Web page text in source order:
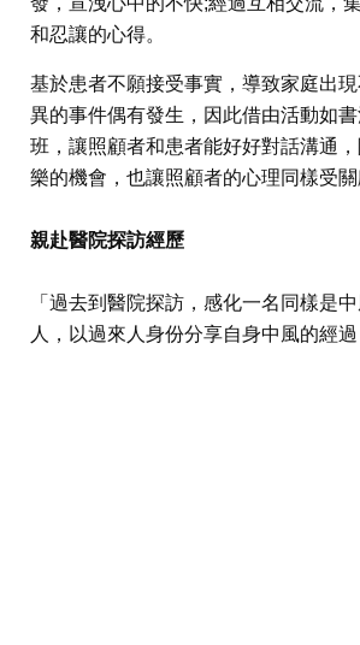
和忍讓的心得。
基於患者不願接受事實，導致家庭出
異的事件偶有發生，因此借由活動如
班，讓照顧者和患者能好好對話溝通
樂的機會，也讓照顧者的心理同樣受關
親赴醫院探訪經歷
「過去到醫院探訪，感化一名同樣是
人，以過來人身份分享自身中風的經過